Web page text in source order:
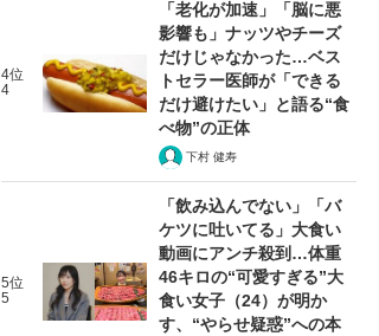
4位
4
「老化が加速」「脳に悪
影響も」ナッツやチーズ
だけじゃなかった…ベス
トセラー医師が「できる
だけ避けたい」と語る“食
べ物”の正体
下村 健寿
5位
5
「飲み込んでない」「バ
ケツに吐いてる」大食い
動画にアンチ殺到…体重
46キロの“可愛すぎる”大
食い女子（24）が明か
す、“やらせ疑惑”への本